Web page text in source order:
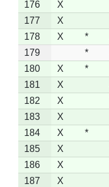
176
X
177
X
178
X *
179
*
180
X *
181
X
182
X
183
X
184
X *
185
X
186
X
187
X